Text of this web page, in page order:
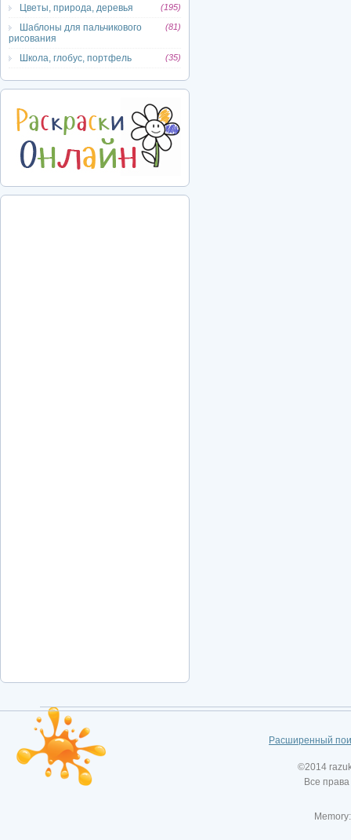
Цветы, природа, деревья (195)
Шаблоны для пальчикового
рисования
(81)
Школа, глобус, портфель (35)
Расширенный
©2014
Все